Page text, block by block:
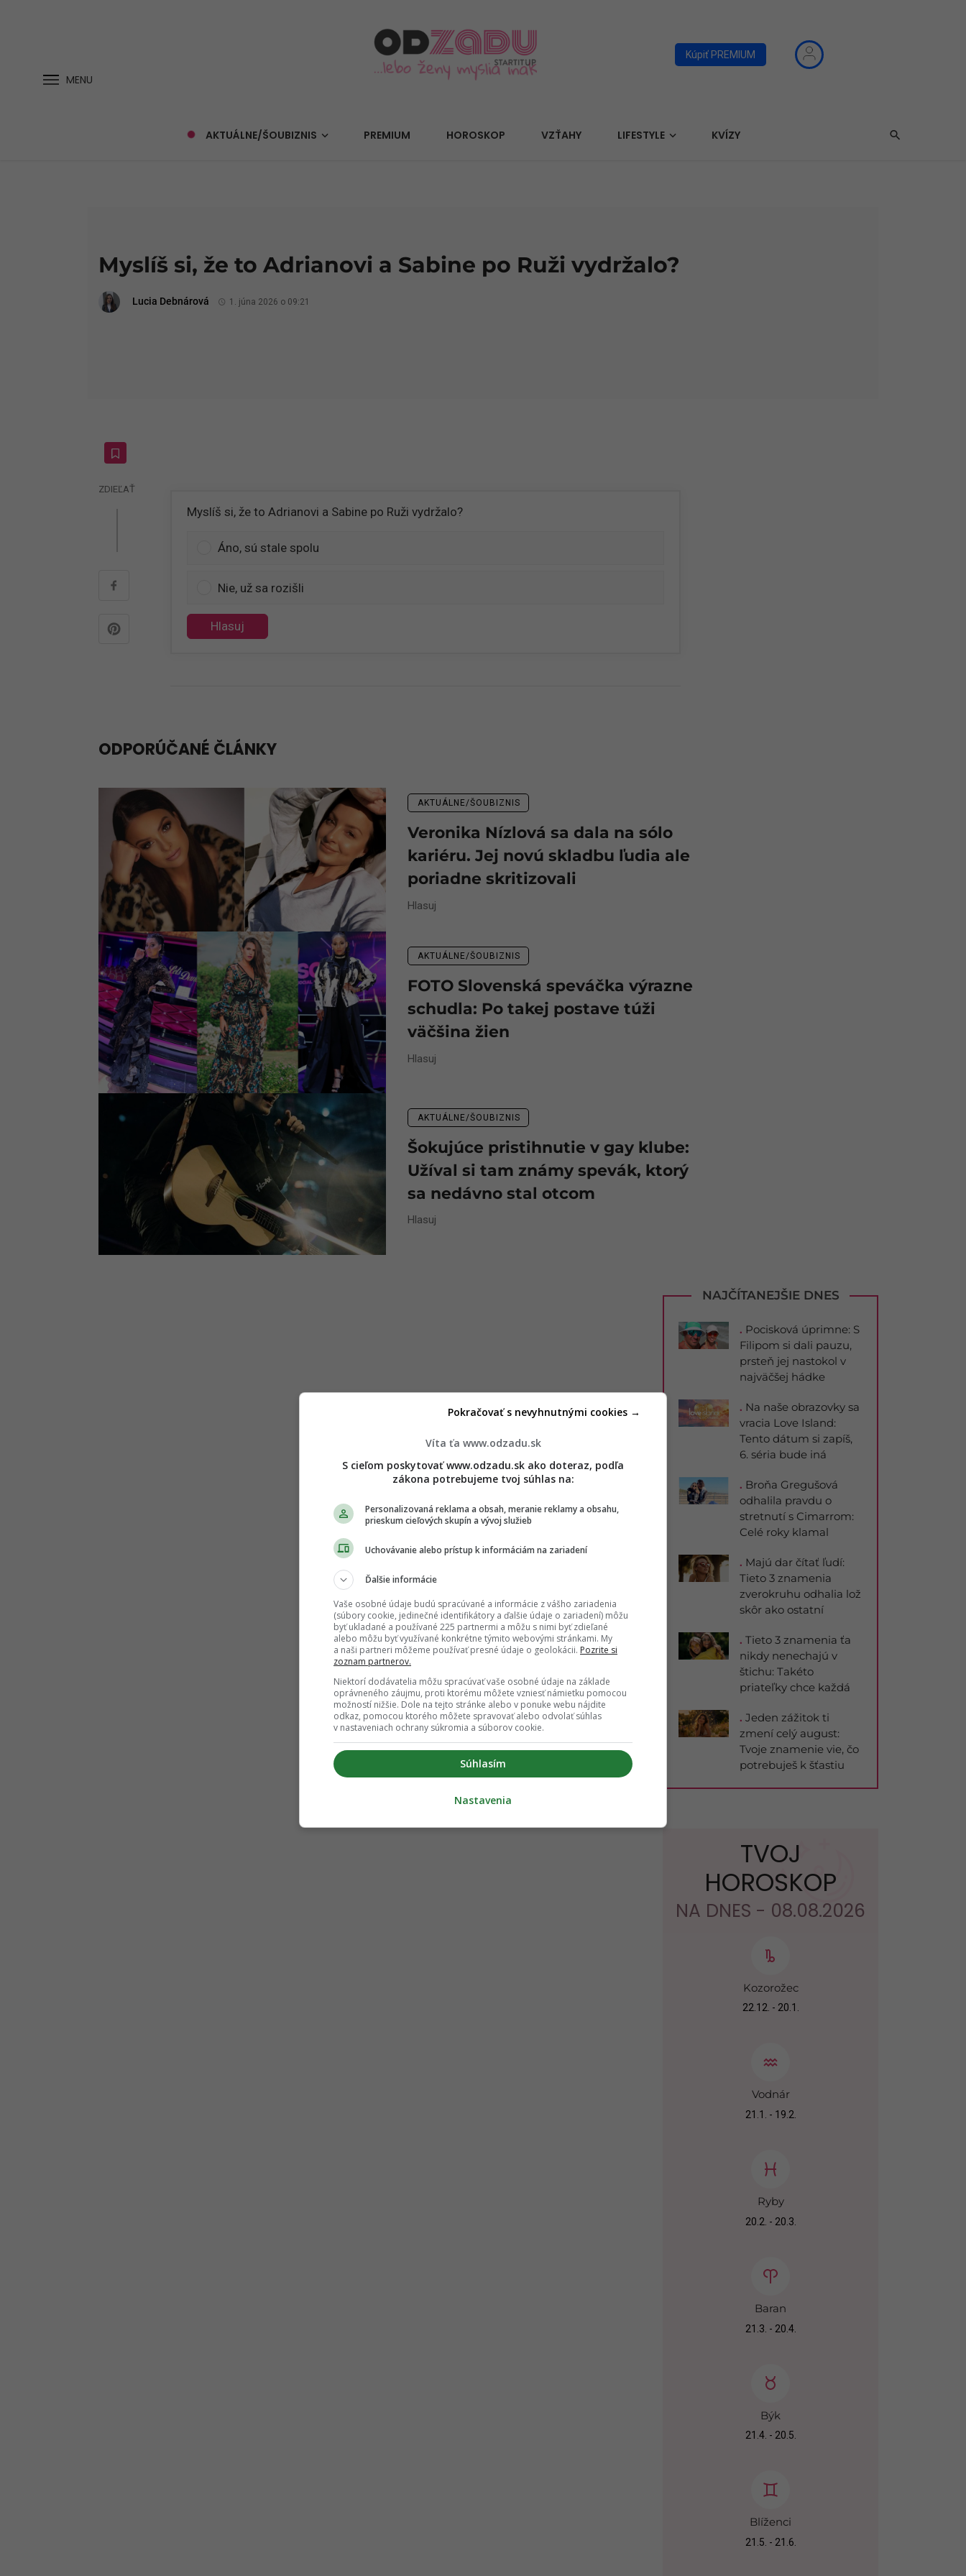
MENU
Kúpiť PREMIUM
AKTUÁLNE/ŠOUBIZNIS PREMIUM HOROSKOP VZŤAHY LIFESTYLE KVÍZY
Myslíš si, že to Adrianovi a Sabine po Ruži vydržalo?
Lucia Debnárová 1. júna 2026 o 09:21
ZDIEĽAŤ
Myslíš si, že to Adrianovi a Sabine po Ruži vydržalo?
Áno, sú stale spolu
Nie, už sa rozišli
Hlasuj
ODPORÚČANÉ ČLÁNKY
AKTUÁLNE/ŠOUBIZNIS
Veronika Nízlová sa dala na sólo
kariéru. Jej novú skladbu ľudia ale
poriadne skritizovali
Hlasuj
AKTUÁLNE/ŠOUBIZNIS
FOTO Slovenská speváčka výrazne
schudla: Po takej postave túži
väčšina žien
Hlasuj
AKTUÁLNE/ŠOUBIZNIS
Šokujúce pristihnutie v gay klube:
Užíval si tam známy spevák, ktorý
sa nedávno stal otcom
Hlasuj
NAJČÍTANEJŠIE DNES
. Pocisková úprimne: S
Filipom si dali pauzu,
prsteň jej nastokol v
najväčšej hádke
. Na naše obrazovky sa
vracia Love Island:
Tento dátum si zapíš,
6. séria bude iná
. Broňa Gregušová
odhalila pravdu o
stretnutí s Cimarrom:
Celé roky klamal
. Majú dar čítať ľudí:
Tieto 3 znamenia
zverokruhu odhalia lož
skôr ako ostatní
. Tieto 3 znamenia ťa
nikdy nenechajú v
štichu: Takéto
priateľky chce každá
. Jeden zážitok ti
zmení celý august:
Tvoje znamenie vie, čo
potrebuješ k šťastiu
TVOJ
HOROSKOP
NA DNES - 08.08.2026
Kozorožec
22.12. - 20.1.
Vodnár
21.1. - 19.2.
Ryby
20.2. - 20.3.
Baran
21.3. - 20.4.
Býk
21.4. - 20.5.
Blíženci
21.5. - 21.6.
Víta ťa www.odzadu.sk
S cieľom poskytovať www.odzadu.sk ako doteraz, podľa
zákona potrebujeme tvoj súhlas na:
Personalizovaná reklama a obsah, meranie reklamy a obsahu,
prieskum cieľových skupín a vývoj služieb
Uchovávanie alebo prístup k informáciám na zariadení
Ďalšie informácie
Vaše osobné údaje budú spracúvané a informácie z vášho zariadenia
(súbory cookie, jedinečné identifikátory a ďalšie údaje o zariadení) môžu
byť ukladané a používané 225 partnermi a môžu s nimi byť zdieľané
alebo môžu byť využívané konkrétne týmito webovými stránkami. My
a naši partneri môžeme používať presné údaje o geolokácii. Pozrite si
zoznam partnerov.
Niektorí dodávatelia môžu spracúvať vaše osobné údaje na základe
oprávneného záujmu, proti ktorému môžete vzniesť námietku pomocou
možností nižšie. Dole na tejto stránke alebo v ponuke webu nájdite
odkaz, pomocou ktorého môžete spravovať alebo odvolať súhlas
v nastaveniach ochrany súkromia a súborov cookie.
Súhlasím
Pokračovať s nevyhnutnými cookies →
Nastavenia